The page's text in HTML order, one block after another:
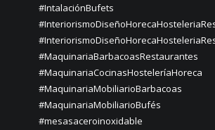
#IntalaciónBufets
#MaquinariaBarbacoasRestaurantes
#MaquinariaCocinasHosteleríaHoreca
#MaquinariaMobiliarioBarbacoas
#MaquinariaMobiliarioBufés
#mesasaceroinoxidable